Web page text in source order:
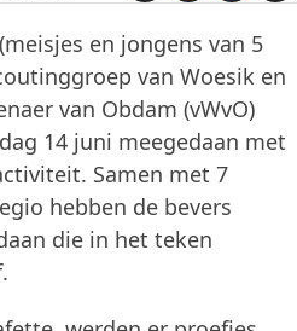
en jongens van 5
van Woesik en
van Obdam (vWvO)
14 juni meegedaan met
Samen met 7
hebben de bevers
die in het teken